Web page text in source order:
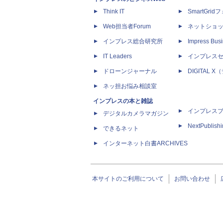
Think IT
Web担当者Forum
インプレス総合研究所
IT Leaders
ドローンジャーナル
ネッ担お悩み相談室
インプレスの本と雑誌
デジタルカメラマガジン
できるネット
インターネット白書ARCHIVES
SmartGridフ
ネットショ
Impress
インプレス
DIGITAL X（
インプレス
本サイトのご利用について お問い合わせ